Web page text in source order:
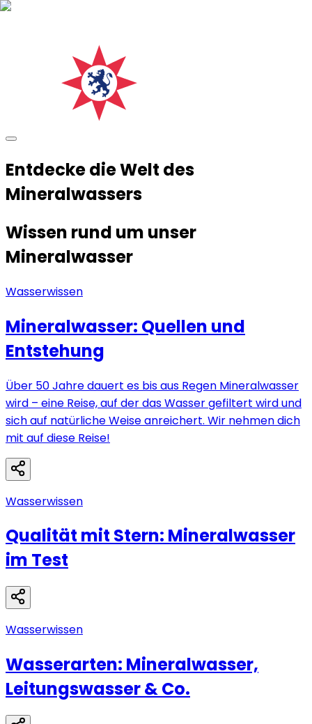
Entdecke die Welt des
Mineralwassers
Wissen rund um unser
Mineralwasser
Wasserwissen
Mineralwasser: Quellen und
Entstehung
Über 50 Jahre dauert es bis aus Regen Mineralwasser
wird – eine Reise, auf der das Wasser gefiltert wird und
sich auf natürliche Weise anreichert. Wir nehmen dich
mit auf diese Reise!
Wasserwissen
Qualität mit Stern: Mineralwasser
im Test
Wasserwissen
Wasserarten: Mineralwasser,
Leitungswasser & Co.